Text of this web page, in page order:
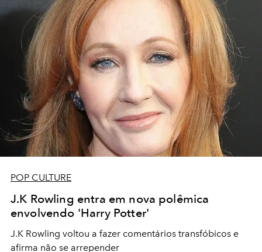
POP CULTURE
J.K Rowling entra em nova polêmica
envolvendo 'Harry Potter'
J.K Rowling voltou a fazer comentários transfóbicos e
afirma não se arrepender